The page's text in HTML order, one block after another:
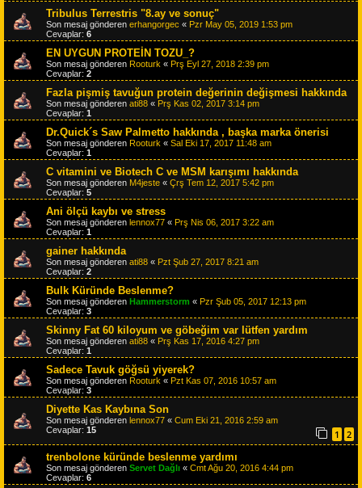
Tribulus Terrestris "8.ay ve sonuç"
Son mesaj gönderen erhangorgec « Pzr May 05, 2019 1:53 pm
Cevaplar: 6
EN UYGUN PROTEİN TOZU_?
Son mesaj gönderen Rooturk « Prş Eyl 27, 2018 2:39 pm
Cevaplar: 2
Fazla pişmiş tavuğun protein değerinin değişmesi hakkında
Son mesaj gönderen ati88 « Prş Kas 02, 2017 3:14 pm
Cevaplar: 1
Dr.Quick´s Saw Palmetto hakkında , başka marka önerisi
Son mesaj gönderen Rooturk « Sal Eki 17, 2017 11:48 am
Cevaplar: 1
C vitamini ve Biotech C ve MSM karışımı hakkında
Son mesaj gönderen M4jeste « Çrş Tem 12, 2017 5:42 pm
Cevaplar: 5
Ani ölçü kaybı ve stress
Son mesaj gönderen lennox77 « Prş Nis 06, 2017 3:22 am
Cevaplar: 1
gainer hakkında
Son mesaj gönderen ati88 « Pzt Şub 27, 2017 8:21 am
Cevaplar: 2
Bulk Küründe Beslenme?
Son mesaj gönderen Hammerstorm « Pzr Şub 05, 2017 12:13 pm
Cevaplar: 3
Skinny Fat 60 kiloyum ve göbeğim var lütfen yardım
Son mesaj gönderen ati88 « Prş Kas 17, 2016 4:27 pm
Cevaplar: 1
Sadece Tavuk göğsü yiyerek?
Son mesaj gönderen Rooturk « Pzt Kas 07, 2016 10:57 am
Cevaplar: 3
Diyette Kas Kaybına Son
Son mesaj gönderen lennox77 « Cum Eki 21, 2016 2:59 am
Cevaplar: 15 1
2
trenbolone küründe beslenme yardımı
Son mesaj gönderen Servet Dağlı « Cmt Ağu 20, 2016 4:44 pm
Cevaplar: 6